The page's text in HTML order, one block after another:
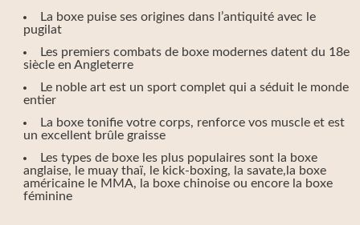
La boxe puise ses origines dans l’antiquité avec le
pugilat
Les premiers combats de boxe modernes datent du 18e
siècle en Angleterre
Le noble art est un sport complet qui a séduit le monde
entier
La boxe tonifie votre corps, renforce vos muscle et est
un excellent brûle graisse
Les types de boxe les plus populaires sont la boxe
anglaise, le muay thaï, le kick-boxing, la savate,la boxe
américaine le MMA, la boxe chinoise ou encore la boxe
féminine